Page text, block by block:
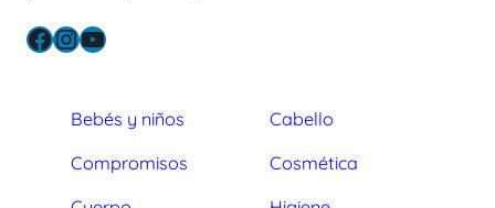
Facebook InstagramYouTube
Bebés y niños
Cabello
Compromisos
Cosmética